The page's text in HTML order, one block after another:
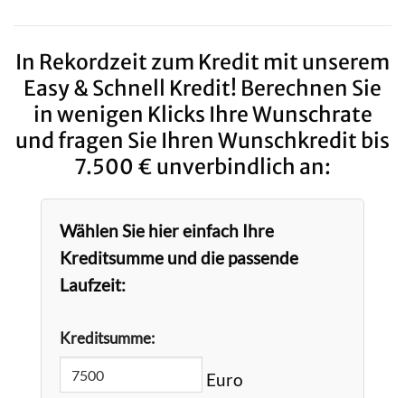
In Rekordzeit zum Kredit mit unserem
Easy & Schnell Kredit! Berechnen Sie
in wenigen Klicks Ihre Wunschrate
und fragen Sie Ihren Wunschkredit bis
7.500 € unverbindlich an:
Wählen Sie hier einfach Ihre
Kreditsumme und die passende
Laufzeit:
Kreditsumme:
Euro